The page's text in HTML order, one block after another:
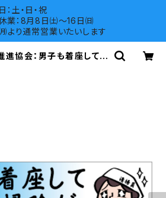
：土・日・祝
業：8月8日㈯～16日㈰
より通常営業いたいします
進協会：男子も着座してく